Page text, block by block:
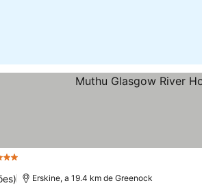
Erskine, a 19.4 km de Greenock